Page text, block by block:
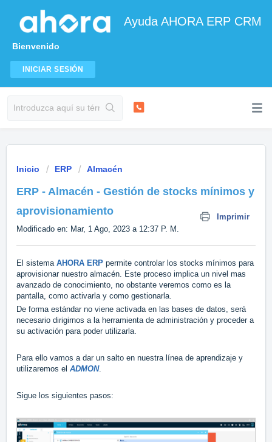
Ayuda AHORA ERP CRM
Bienvenido
INICIAR SESIÓN
Inicio ERP Almacén
ERP - Almacén - Gestión de stocks mínimos y
aprovisionamiento
Imprimir
Modificado en: Mar, 1 Ago, 2023 a 12:37 P. M.
El sistema AHORA ERP permite controlar los stocks mínimos para
aprovisionar nuestro almacén. Este proceso implica un nivel mas
avanzado de conocimiento, no obstante veremos como es la
pantalla, como activarla y como gestionarla.
De forma estándar no viene activada en las bases de datos, será
necesario dirigirnos a la herramienta de administración y proceder a
su activación para poder utilizarla.
Para ello vamos a dar un salto en nuestra línea de aprendizaje y
utilizaremos el ADMON.
Sigue los siguientes pasos: